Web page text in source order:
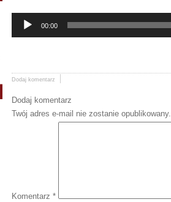
00:00
Dodaj komentarz
Dodaj komentarz
Twój adres e-mail nie zostanie opublikowany.
Komentarz *